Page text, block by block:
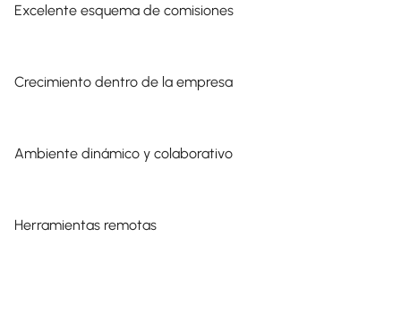
Excelente esquema de comisiones
Crecimiento dentro de la empresa
Ambiente dinámico y colaborativo
Herramientas remotas